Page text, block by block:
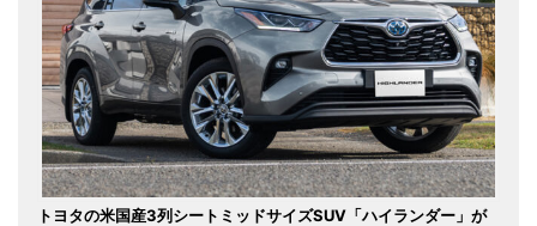
トヨタの米国産3列シートミッドサイズSUV「ハイランダー」が